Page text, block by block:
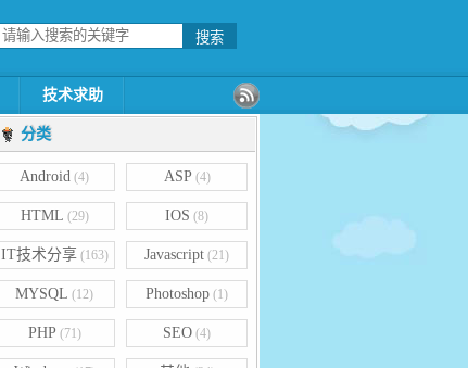
技术求助
分类
Android (4) ASP (4)
HTML (29) IOS (8)
IT技术分享(163) Javascript (21)
MYSQL (12) Photoshop (1)
PHP (71) SEO (4)